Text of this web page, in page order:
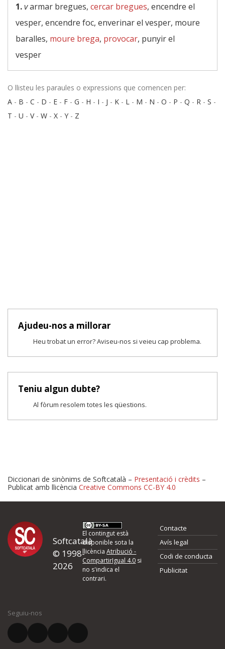
1.varmar bregues, cercar bregues, encendre el
vesper, encendre foc, enverinar el vesper, moure
baralles, moure brega, provocar, punyir el
vesper
O llisteu les paraules o expressions que comencen per:
A - B - C - D - E - F - G - H - I - J - K - L - M - N - O - P - Q - R - S -
T - U - V- W - X - Y - Z
Ajudeu-nos a millorar
Heu trobat un error? Aviseu-nos si veieu cap problema.
Teniu algun dubte?
Al fòrum resolem totes les qüestions.
Proposeu-nos millores o
d'errors
Si heu trobat un error o voleu proposar alguna millora, ompliu els
quina és la millora que proposeu o l'error del qual voleu informar-
El vostre correu electrònic *
Diccionari de sinònims de Softcatalà – Presentació i crèdits –
Publicat amb llicència Creative Commons CC-BY 4.0
Softcatalà
© 1998-
2026
El contingut està
disponible sota la
llicènciaAtribució -
CompartirIgual 4.0 si
no s'indica el
contrari.
Contacte
Avís legal
Codi de conducta
Publicitat
Seguiu-nos